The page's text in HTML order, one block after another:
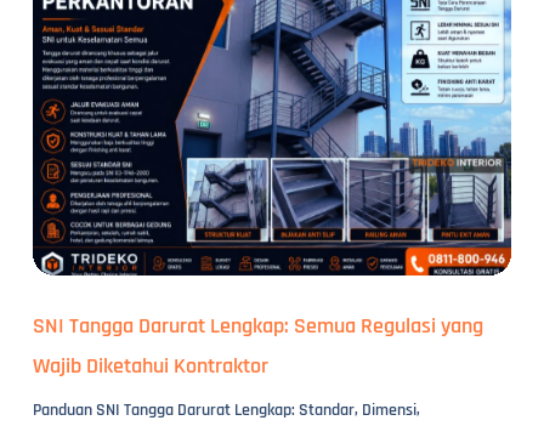
SNI Tangga Darurat Lengkap: Semua Regulasi yang
Wajib Diketahui Kontraktor
Panduan SNI Tangga Darurat Lengkap: Standar, Dimensi,